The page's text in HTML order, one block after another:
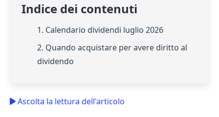
Indice dei contenuti
1. Calendario dividendi luglio 2026
2. Quando acquistare per avere diritto al
dividendo
Ascolta la lettura dell'articolo